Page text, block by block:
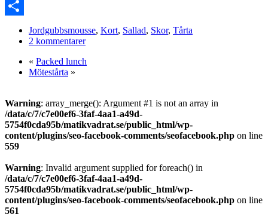
Link
PrintFriendly
Jordgubbsmousse, Kort, Sallad, Skor, Tårta
2 kommentarer
« Packed lunch
Mötestårta »
Warning: array_merge(): Argument #1 is not an array in
/data/c/7/c7e00ef6-3faf-4aa1-a49d-
5754f0cda95b/matikvadrat.se/public_html/wp-
content/plugins/seo-facebook-comments/seofacebook.php on line
559
Warning: Invalid argument supplied for foreach() in
/data/c/7/c7e00ef6-3faf-4aa1-a49d-
5754f0cda95b/matikvadrat.se/public_html/wp-
content/plugins/seo-facebook-comments/seofacebook.php on line
561